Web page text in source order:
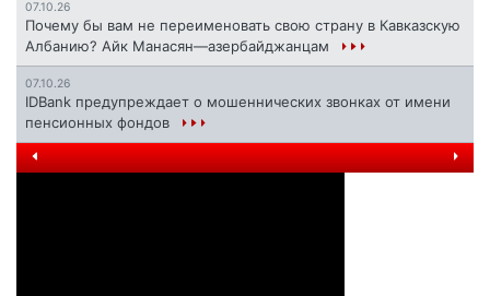
07.10.26
Почему бы вам не переименовать свою страну в Кавказскую
Албанию? Айк Манасян—азербайджанцам
07.10.26
IDBank предупреждает о мошеннических звонках от имени
пенсионных фондов